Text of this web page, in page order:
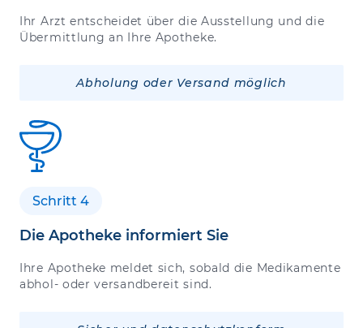
Ihr Arzt entscheidet über die Ausstellung und die
Übermittlung an Ihre Apotheke.
Abholung oder Versand möglich
Schritt 4
Die Apotheke informiert Sie
Ihre Apotheke meldet sich, sobald die Medikamente
abhol- oder versandbereit sind.